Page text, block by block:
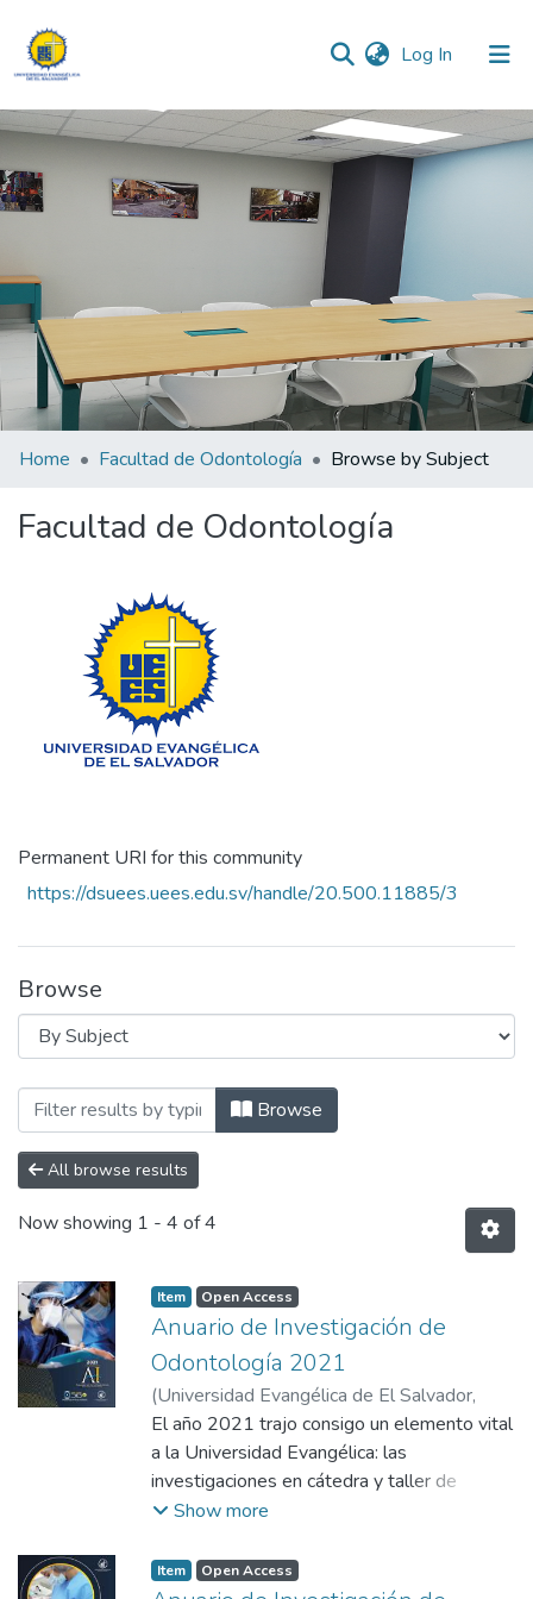
Log In (current)
Communities & Collections
All of DSpace
Home Facultad de Odontología Browse by Subject
Facultad de Odontología
Permanent URI for this community
https://dsuees.uees.edu.sv/handle/20.500.11885/3
Browse
Browsing Facultad de Odontología by
Browse
All browse results
Now showing 1 - 4 of 4
Item Open Access
Anuario de Investigación de
Odontología 2021
(Universidad Evangélica de El Salvador,
2021-01)Facultad de Odontología
El año 2021 trajo consigo un elemento vital
a la Universidad Evangélica: las
investigaciones en cátedra y taller de
investigación del Doctorado en Cirugía
Odontológica. Estas acciones tan
Show more
Item Open Access